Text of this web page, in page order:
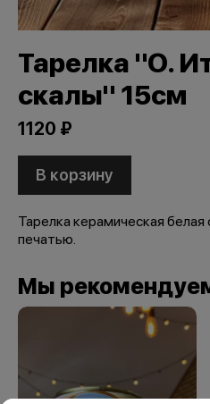
Тарелка "О.
скалы" 15см
1120 ₽
В корзину
Тарелка керамическая
печатью.
Мы